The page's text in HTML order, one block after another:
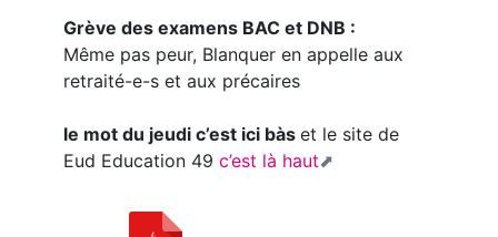
Grève des examens BAC et DNB :
Même pas peur, Blanquer en appelle aux
retraité-e-s et aux précaires
le mot du jeudi c’est ici bàs et le site de
Eud Education 49 c’est là haut